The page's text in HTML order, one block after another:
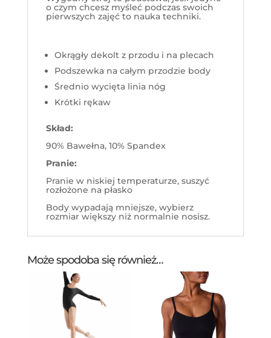
o czym chcesz myśleć podczas swoich
pierwszych zajęć to nauka techniki.
Okrągły dekolt z przodu i na plecach
Podszewka na całym przodzie body
Średnio wycięta linia nóg
Krótki rękaw
Skład:
90% Bawełna, 10% Spandex
Pranie:
Pranie w niskiej temperaturze, suszyć
rozłożone na płasko
Body wypadają mniejsze, wybierz
rozmiar większy niż normalnie nosisz.
Może spodoba się również…